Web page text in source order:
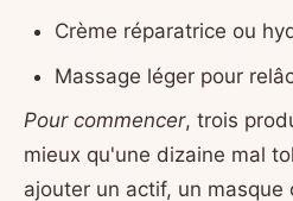
Crème réparatrice ou
Massage léger pour
Pour commencer, trois
mieux qu'une dizaine mal
ajouter un actif, un masque